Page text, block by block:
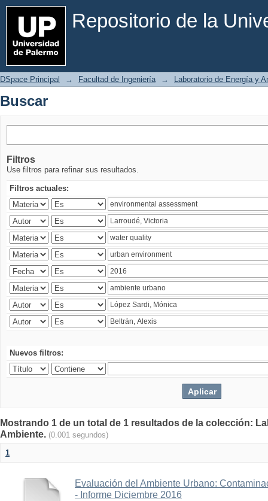
Repositorio de la
Buscar
DSpace Principal → Facultad de Ingeniería → Laboratorio de Energía y
Buscar
Filtros
Use filtros para refinar sus resultados.
Filtros actuales:
Nuevos filtros:
Mostrando 1 de un total de 1 resultados de la colección:
Ambiente. (0.001 segundos)
1
Evaluación del Ambiente Urbano:
- Informe Diciembre 2016